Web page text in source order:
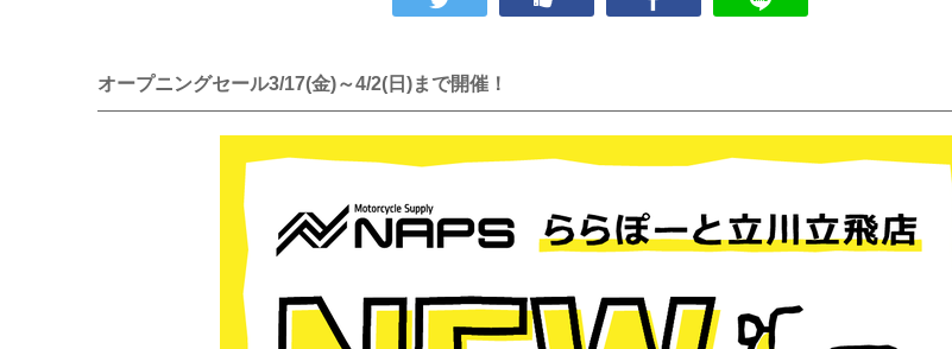
オープニングセール3/17(金)～4/2(日)まで開催！